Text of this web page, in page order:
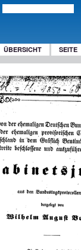
ÜBERSICHT SEITE